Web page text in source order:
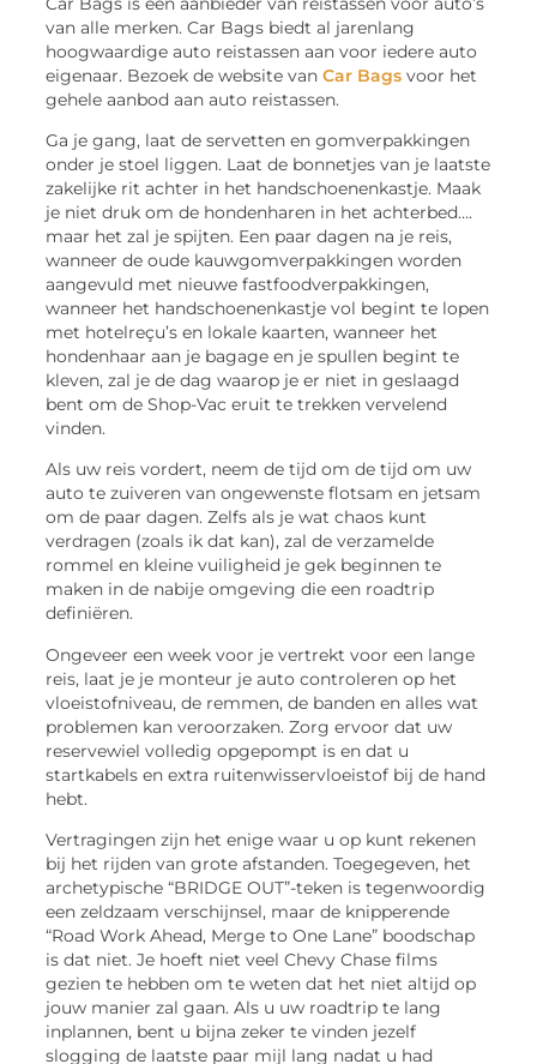
van alle merken. Car Bags biedt al jarenlang
hoogwaardige auto reistassen aan voor iedere auto
eigenaar. Bezoek de website vanCar Bags voor het
gehele aanbod aan auto reistassen.
Ga je gang, laat de servetten en gomverpakkingen
onder je stoel liggen. Laat de bonnetjes van je laatste
zakelijke rit achter in het handschoenenkastje. Maak
je niet druk om de hondenharen in het achterbed….
maar het zal je spijten. Een paar dagen na je reis,
wanneer de oude kauwgomverpakkingen worden
aangevuld met nieuwe fastfoodverpakkingen,
wanneer het handschoenenkastje vol begint te lopen
met hotelreçu’s en lokale kaarten, wanneer het
hondenhaar aan je bagage en je spullen begint te
kleven, zal je de dag waarop je er niet in geslaagd
bent om de Shop-Vac eruit te trekken vervelend
vinden.
Als uw reis vordert, neem de tijd om de tijd om uw
auto te zuiveren van ongewenste flotsam en jetsam
om de paar dagen. Zelfs als je wat chaos kunt
verdragen (zoals ik dat kan), zal de verzamelde
rommel en kleine vuiligheid je gek beginnen te
maken in de nabije omgeving die een roadtrip
definiëren.
Ongeveer een week voor je vertrekt voor een lange
reis, laat je je monteur je auto controleren op het
vloeistofniveau, de remmen, de banden en alles wat
problemen kan veroorzaken. Zorg ervoor dat uw
reservewiel volledig opgepompt is en dat u
startkabels en extra ruitenwisservloeistof bij de hand
hebt.
Vertragingen zijn het enige waar u op kunt rekenen
bij het rijden van grote afstanden. Toegegeven, het
archetypische “BRIDGE OUT”-teken is tegenwoordig
een zeldzaam verschijnsel, maar de knipperende
“Road Work Ahead, Merge to One Lane” boodschap
is dat niet. Je hoeft niet veel Chevy Chase films
gezien te hebben om te weten dat het niet altijd op
jouw manier zal gaan. Als u uw roadtrip te lang
inplannen, bent u bijna zeker te vinden jezelf
slogging de laatste paar mijl lang nadat u had